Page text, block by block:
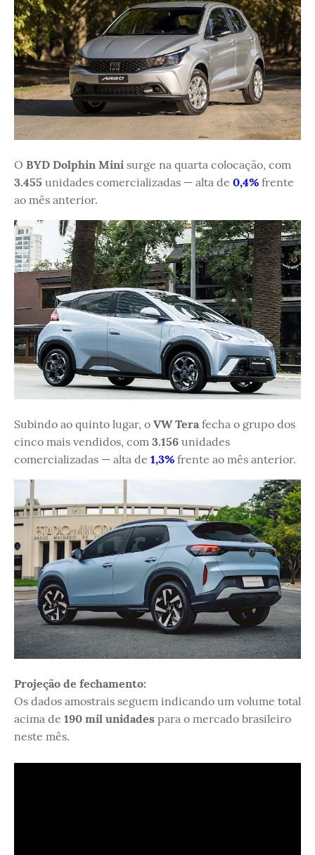
O BYD Dolphin Mini surge na quarta colocação, com
3.455 unidades comercializadas — alta de 0,4% frente
ao mês anterior.
Subindo ao quinto lugar, o VW Tera fecha o grupo dos
cinco mais vendidos, com 3.156 unidades
comercializadas — alta de 1,3% frente ao mês anterior.
Projeção de fechamento:
Os dados amostrais seguem indicando um volume total
acima de 190 mil unidades para o mercado brasileiro
neste mês.